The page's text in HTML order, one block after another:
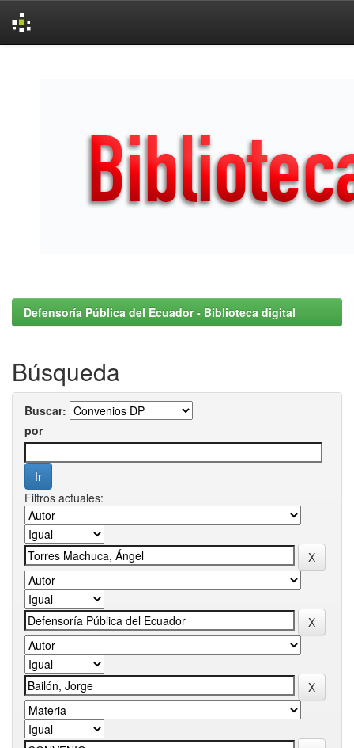
Defensoría Pública del Ecuador - Biblioteca digital
Búsqueda
Buscar:
por
Filtros actuales: